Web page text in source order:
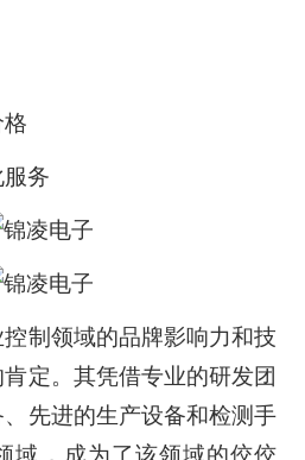
务
领域的品牌影响力和技
定。其凭借专业的研发团
先进的生产设备和检测手
域，成为了该领域的佼佼